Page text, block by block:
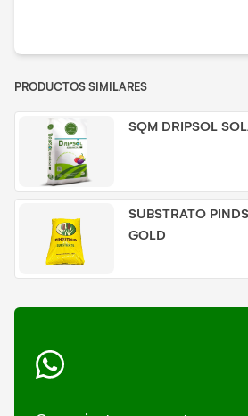
PRODUCTOS SIMILARES
SQM DRIPSOL
SUBSTRATO
GOLD